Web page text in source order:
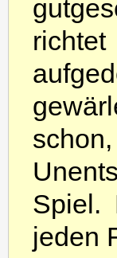
Spiel.
jeden